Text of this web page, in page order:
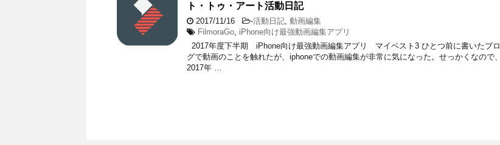
ト・トゥ・アート活動日記
2017/11/16 -活動日記, 動画編集
FilmoraGo, iPhone向け最強動画編集アプリ
2017年度下半期 iPhone向け最強動画編集アプリ マイベスト3 ひとつ前に書いたブロ
グで動画のことを触れたが、iphoneでの動画編集が非常に気になった。せっかくなので、
2017年 …